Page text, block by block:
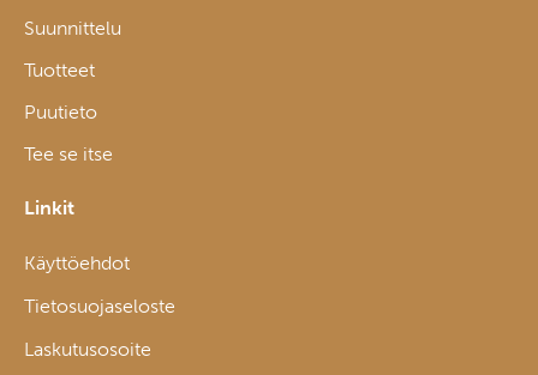
Suunnittelu
Tuotteet
Puutieto
Tee se itse
Linkit
Käyttöehdot
Tietosuojaseloste
Laskutusosoite